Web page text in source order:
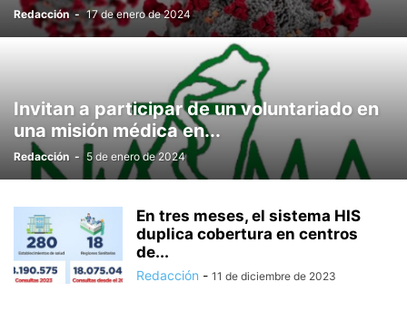
Redacción - 17 de enero de 2024
Invitan a participar de un voluntariado en
una misión médica en...
Redacción - 5 de enero de 2024
En tres meses, el sistema HIS
duplica cobertura en centros
de...
Redacción - 11 de diciembre de 2023